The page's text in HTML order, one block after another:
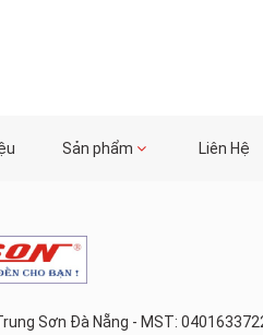
Sản phẩm Liên Hệ
Sơn Đà Nẵng - MST: